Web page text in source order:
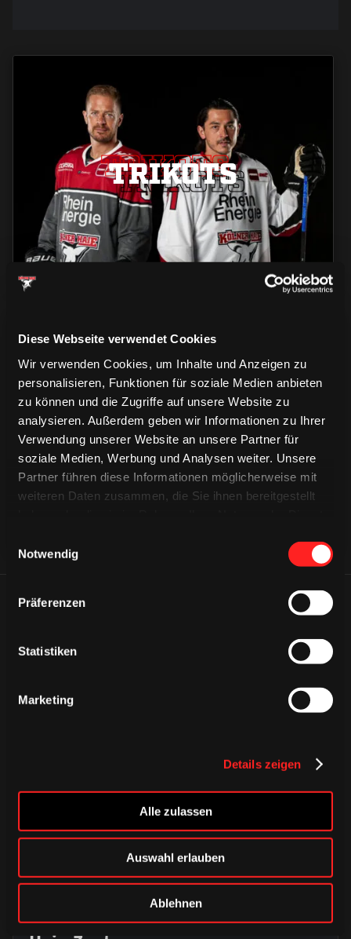
Diese Webseite verwendet Cookies
Wir verwenden Cookies, um Inhalte und Anzeigen zu
personalisieren, Funktionen für soziale Medien anbieten
zu können und die Zugriffe auf unsere Website zu
analysieren. Außerdem geben wir Informationen zu Ihrer
Verwendung unserer Website an unsere Partner für
soziale Medien, Werbung und Analysen weiter. Unsere
Partner führen diese Informationen möglicherweise mit
weiteren Daten zusammen, die Sie ihnen bereitgestellt
Notwendig
Präferenzen
Statistiken
Marketing
Details zeigen
Alle zulassen
Auswahl erlauben
Ablehnen
TRIKOTS
TRIKOTS
TRIKOTS
CAPS & CO
CAPS & CO
CAPS & CO
ÄHNLICHE NEWS
DONNERSTAG, 06. AUGUST 2026
Alle Infos zum öffentlichen
Trainingsauftakt am Sonntag im